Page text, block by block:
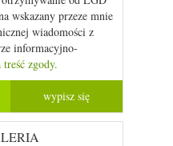
wskazany przeze mnie
wiadomości z
informacyjno-
treść zgody.